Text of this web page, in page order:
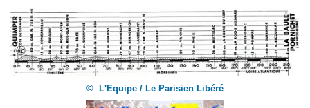
© L'Equipe / Le Parisien Libéré